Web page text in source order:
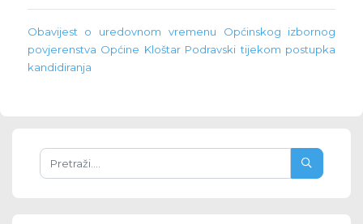
Obavijest o uredovnom vremenu Općinskog izbornog
povjerenstva Općine Kloštar Podravski tijekom postupka
kandidiranja